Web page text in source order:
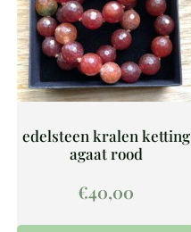
edelsteen kralen ketting
agaat rood
€40,00